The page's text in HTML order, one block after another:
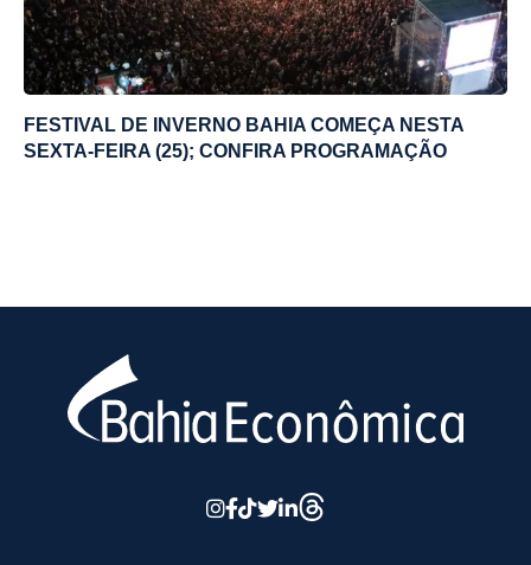
FESTIVAL DE INVERNO BAHIA COMEÇA NESTA
SEXTA-FEIRA (25); CONFIRA PROGRAMAÇÃO